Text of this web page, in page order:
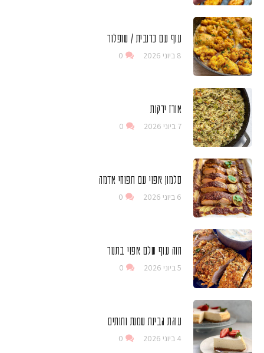
עוף עם כרובית / שופלור
8 ביוני 2026 0
אורז ירקות
7 ביוני 2026 0
סלמון אפוי עם תפוחי אדמה
6 ביוני 2026 0
חזה עוף שלם אפוי בתנור
5 ביוני 2026 0
עוגת גבינת שמנת ותותים
4 ביוני 2026 0